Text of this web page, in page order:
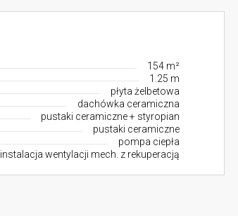
154 m²
1.25 m
płyta żelbetowa
dachówka ceramiczna
pustaki ceramiczne + styropian
pustaki ceramiczne
pompa ciepła
instalacja wentylacji mech. z rekuperacją